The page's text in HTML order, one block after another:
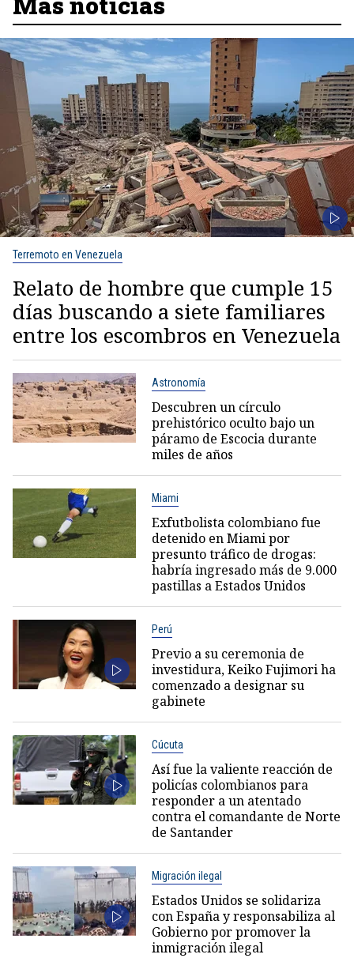
Terremoto en Venezuela
Relato de hombre que cumple 15
días buscando a siete familiares
entre los escombros en Venezuela
Astronomía
Descubren un círculo
prehistórico oculto bajo un
páramo de Escocia durante
miles de años
Miami
Exfutbolista colombiano fue
detenido en Miami por
presunto tráfico de drogas:
habría ingresado más de 9.000
pastillas a Estados Unidos
Perú
Previo a su ceremonia de
investidura, Keiko Fujimori ha
comenzado a designar su
gabinete
Cúcuta
Así fue la valiente reacción de
policías colombianos para
responder a un atentado
contra el comandante de Norte
de Santander
Migración ilegal
Estados Unidos se solidariza
con España y responsabiliza al
Gobierno por promover la
inmigración ilegal